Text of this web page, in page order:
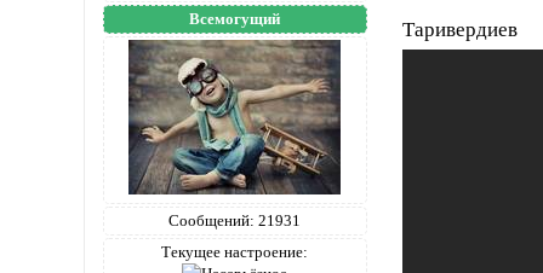
Всемогущий
Сообщений: 21931
Текущее настроение:
Таривердиев